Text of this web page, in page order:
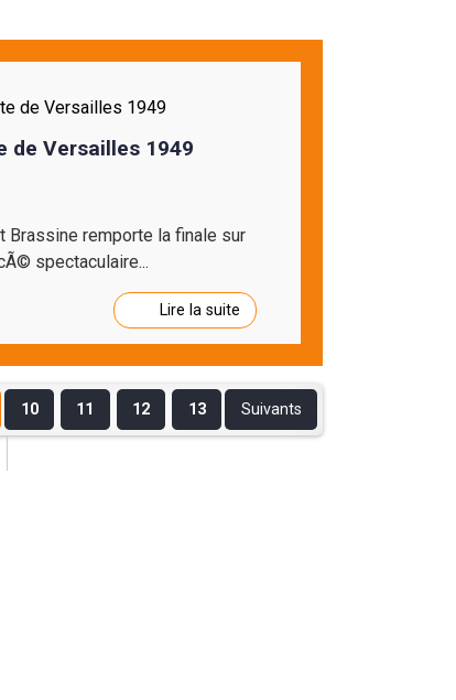
de Versailles 1949
Brassine remporte la finale sur
spectaculaire...
Lire la suite
10 11 12 13 Suivants